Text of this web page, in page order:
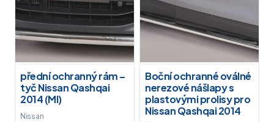
přední ochranný rám –
tyč Nissan Qashqai
2014 (MI)
Nissan
Boční ochranné oválné
nerezové nášlapy s
plastovými prolisy pro
Nissan Qashqai 2014